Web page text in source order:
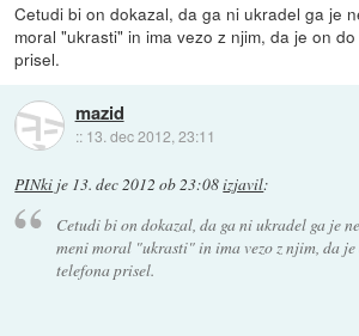
Cetudi bi on dokazal, da ga ni ukradel ga je
moral "ukrasti" in ima vezo z njim, da je on
prisel.
mazid
:: 13. dec 2012, 23:11
PINki je 13. dec 2012 ob 23:08izjavil:
Cetudi bi on dokazal, da ga ni ukradel ga je
meni moral "ukrasti" in ima vezo z njim, da je
telefona prisel.